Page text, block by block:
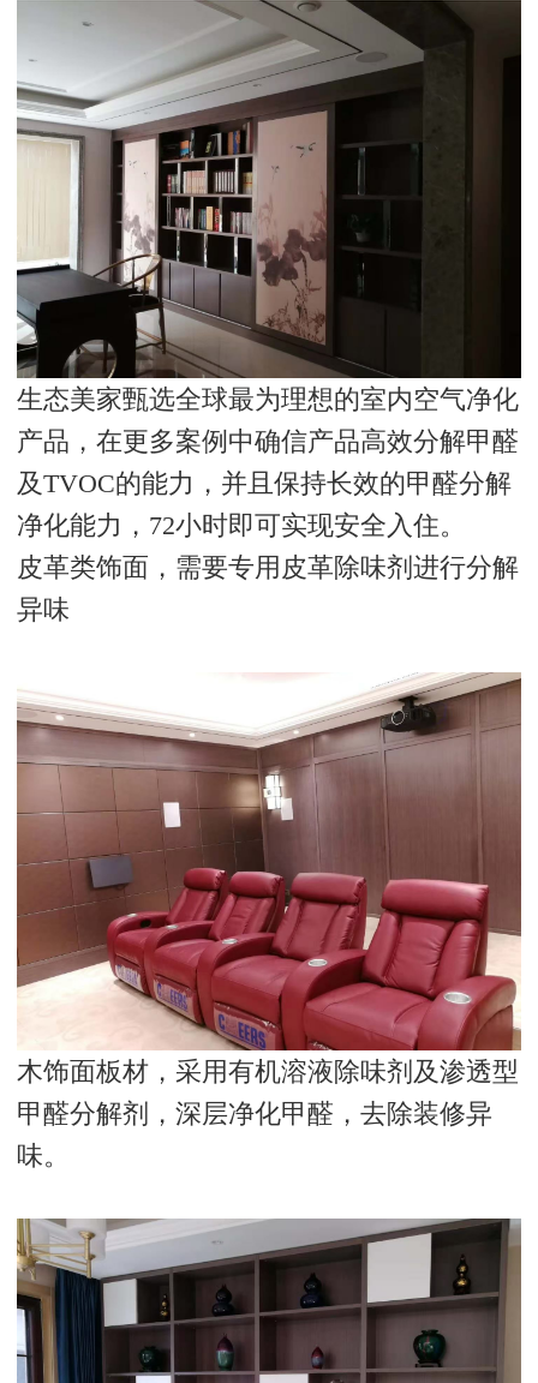
生态美家甄选全球最为理想的室内空气净化
产品，在更多案例中确信产品高效分解甲醛
及TVOC的能力，并且保持长效的甲醛分解
净化能力， 72小时即可实现安全入住。
皮革类饰面，需要专用皮革除味剂进行分解
异味
木饰面板材，采用有机溶液除味剂及渗透型
甲醛分解剂，深层净化甲醛，去除装修异
味。